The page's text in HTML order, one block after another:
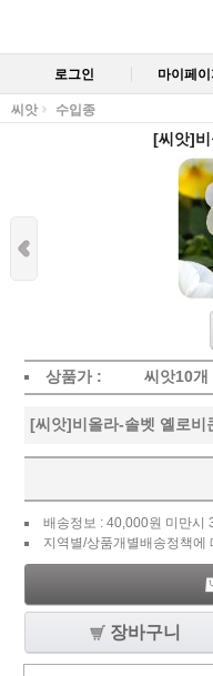
로그인 마이페이
씨앗 수입종
[씨앗]비
상품가 : 씨앗10개
[씨앗]비올라-솔벳 옐로비
배송정보 : 40,000원 미만시
지역별/상품개별배송정책에
장바구니